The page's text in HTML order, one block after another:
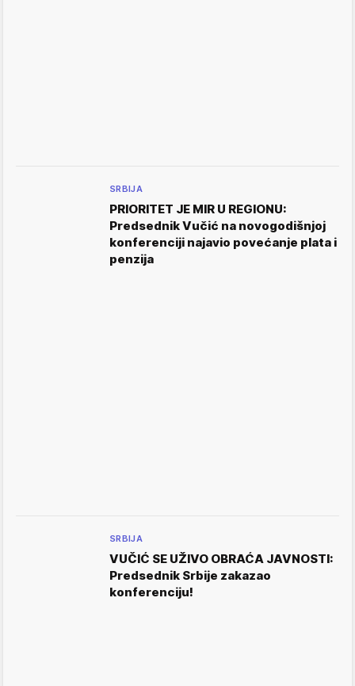
SRBIJA
PRIORITET JE MIR U REGIONU:
Predsednik Vučić na novogodišnjoj
konferenciji najavio povećanje plata i
penzija
SRBIJA
VUČIĆ SE UŽIVO OBRAĆA JAVNOSTI:
Predsednik Srbije zakazao
konferenciju!